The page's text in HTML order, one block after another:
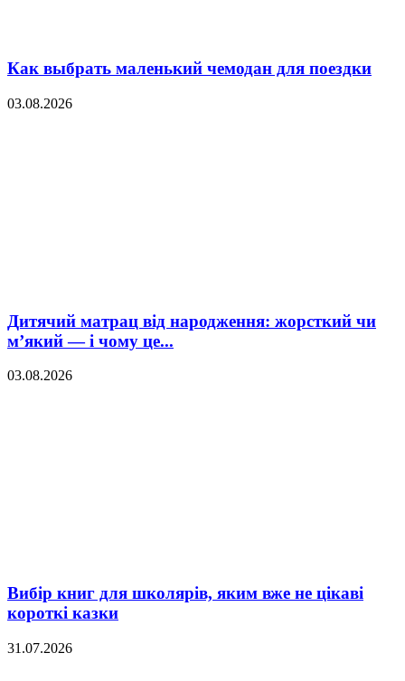
Как выбрать маленький чемодан для поездки
03.08.2026
Дитячий матрац від народження: жорсткий чи
м’який — і чому це...
03.08.2026
Вибір книг для школярів, яким вже не цікаві
короткі казки
31.07.2026